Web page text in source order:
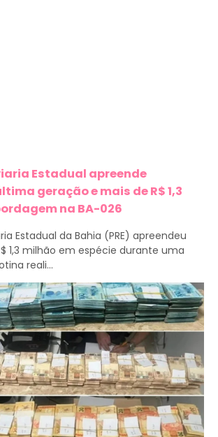
Estadual apreende
geração e mais de R$ 1,3
na BA-026
Estadual da Bahia (PRE) apreendeu
1,3 milhão em espécie durante uma
reali...